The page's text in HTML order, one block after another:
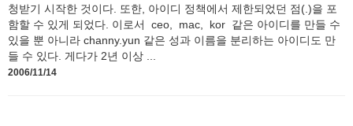
청받기 시작한 것이다. 또한, 아이디 정책에서 제한되었던 점(.)을 포
함할 수 있게 되었다. 이로서 ceo, mac, kor 같은 아이디를 만들 수
있을 뿐 아니라 channy.yun 같은 성과 이름을 분리하는 아이디도 만
들 수 있다. 게다가 2년 이상 ...
2006/11/14